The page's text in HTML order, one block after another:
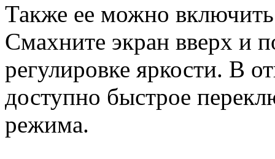
Также ее можно
Смахните экран вверх и
регулировке яркости. В
доступно быстрое
режима.